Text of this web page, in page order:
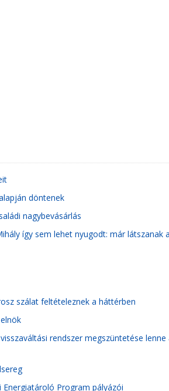
döntenek
nagybevásárlás
így sem lehet nyugodt: már látszanak
szálat feltételeznek a háttérben
rendszer megszüntetése lenne
Program pályázói